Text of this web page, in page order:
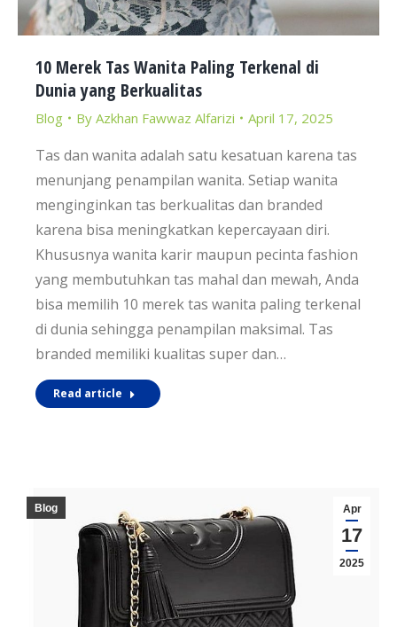
10 Merek Tas Wanita Paling Terkenal di
Dunia yang Berkualitas
Blog By Azkhan Fawwaz Alfarizi April 17, 2025
Tas dan wanita adalah satu kesatuan karena tas
menunjang penampilan wanita. Setiap wanita
menginginkan tas berkualitas dan branded
karena bisa meningkatkan kepercayaan diri.
Khususnya wanita karir maupun pecinta fashion
yang membutuhkan tas mahal dan mewah, Anda
bisa memilih 10 merek tas wanita paling terkenal
di dunia sehingga penampilan maksimal. Tas
branded memiliki kualitas super dan…
Read article
Apr
17
2025
Blog